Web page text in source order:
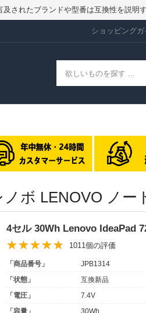
されたブランドや型番は互換性を説明す
ショッピングガ
ボ LENOVO ノ
4セル 30Wh Lenovo IdeaPad
1011個の評価
「商品番号」
JPB1314
「状態」
互換新品
「電圧」
7.4V
「容量」
30Wh